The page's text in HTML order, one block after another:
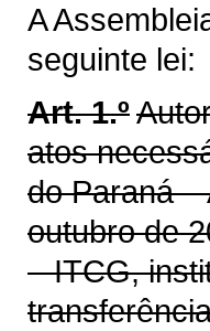
A
seguinte lei:
Art. 1.º
atos
do Paraná –
outubro de
– ITCG,